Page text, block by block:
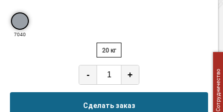
7040
20 кг
- +
Сделать заказ Сотрудничество